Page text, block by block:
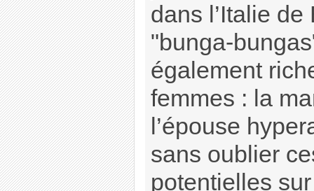
dans l’Italie
"bunga-
également
femmes : la
l’épouse
sans oublier
potentielles